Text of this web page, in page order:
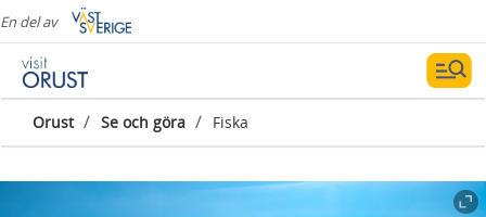
En del av
Orust / Se och göra / Fiska